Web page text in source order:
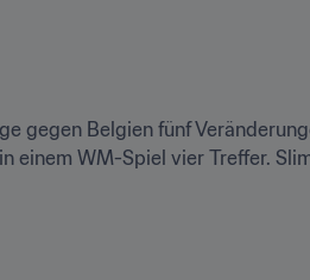
gegen Belgien fünf
einem WM-Spiel vier Treffer.